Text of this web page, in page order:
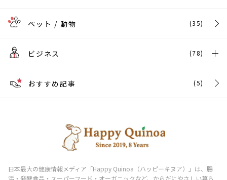
ペット / 動物 (35)
ビジネス (78)
おすすめ記事 (5)